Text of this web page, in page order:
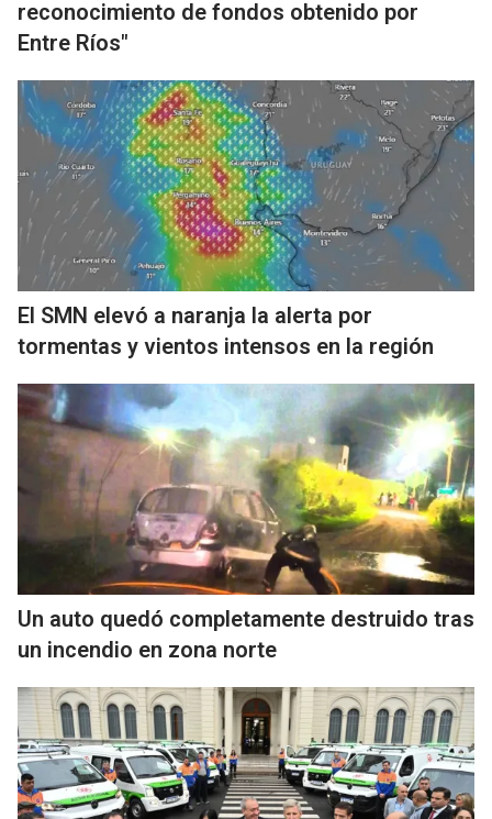
reconocimiento de fondos obtenido por
Entre Ríos"
El SMN elevó a naranja la alerta por
tormentas y vientos intensos en la región
Un auto quedó completamente destruido tras
un incendio en zona norte